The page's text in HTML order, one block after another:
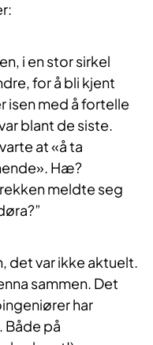
i en stor sirkel
for å bli kjent
isen med å fortelle
blant de siste.
at «å ta
Hæ?
meldte seg
det var ikke aktuelt.
sammen. Det
har
Både på